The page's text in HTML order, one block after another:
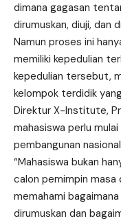
dimana gagasan
dirumuskan, diuji, dan
Namun proses ini
memiliki kepedulian
kepedulian tersebut,
kelompok terdidik
Direktur X-Institute,
mahasiswa perlu
pembangunan
“Mahasiswa bukan
calon pemimpin masa
memahami
dirumuskan dan